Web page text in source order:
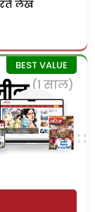
लेख
(1 साल)